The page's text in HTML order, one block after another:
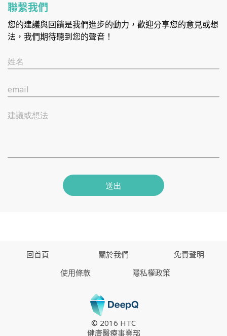
聯繫我們
您的建議與回饋是我們進步的動力，歡迎分享您的意見或想
法，我們期待聽到您的聲音！
姓名
email
建議或想法
送出
回首頁 關於我們
免責聲明
使用條款
隱私權政策
© 2016 HTC
健康醫療事業部